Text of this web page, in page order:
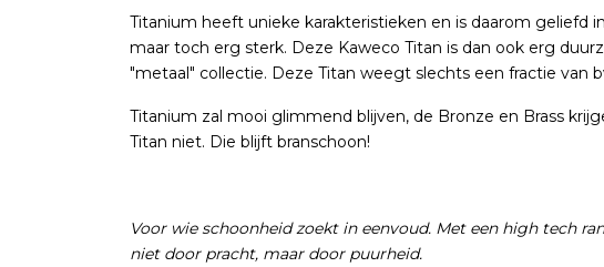
Titanium heeft unieke karakteristieken en is daarom geliefd
maar toch erg sterk. Deze Kaweco Titan is dan ook erg
"metaal" collectie. Deze Titan weegt slechts een fractie van
Titanium zal mooi glimmend blijven, de Bronze en Brass
Titan niet. Die blijft branschoon!
Voor wie schoonheid zoekt in eenvoud. Met een high tech
niet door pracht, maar door puurheid.